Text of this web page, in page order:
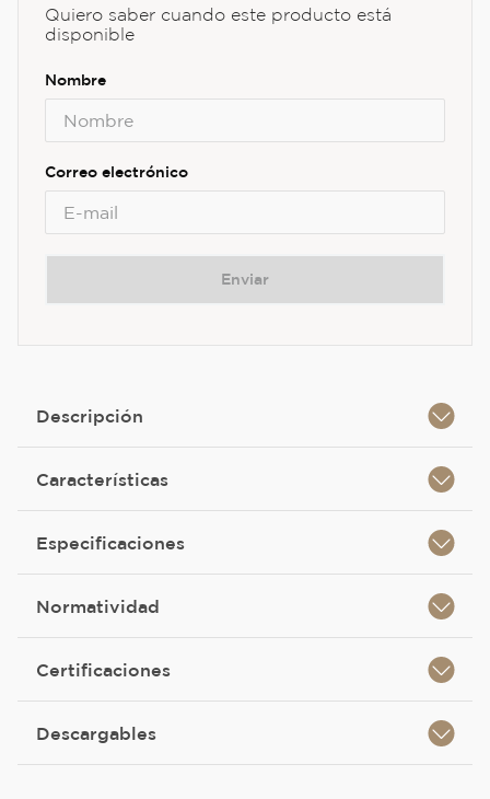
Quiero saber cuando este producto está
disponible
Enviar
Descripción
Características
Especificaciones
Normatividad
Certificaciones
Descargables